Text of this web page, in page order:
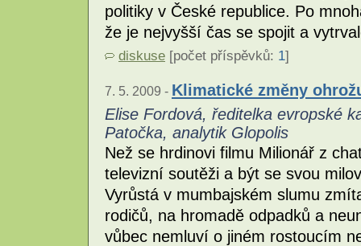
politiky v České republice. Po
že je nejvyšší čas se spojit a
diskuse [počet příspěvků: 1]
7. 5. 2009 - Klimatické změny
Elise Fordová, ředitelka evropské
Patočka, analytik Glopolis
Než se hrdinovi filmu Milionář z
televizní soutěži a být se svou
Vyrůstá v mumbajském slumu
rodičů, na hromadě odpadků a
vůbec nemluví o jiném rostoucím